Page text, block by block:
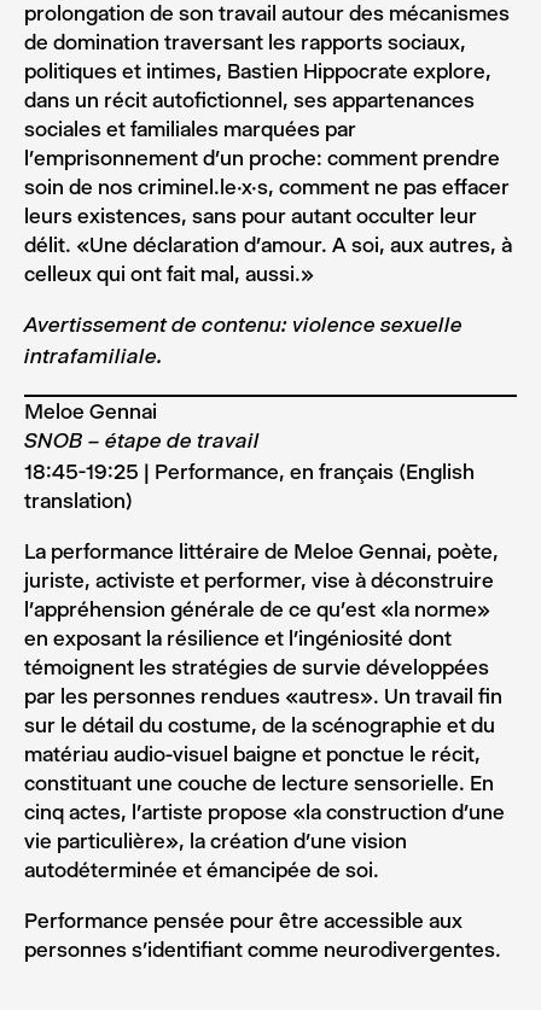
prolongation de son travail autour des mécanismes
de domination traversant les rapports sociaux,
politiques et intimes, Bastien Hippocrate explore,
dans un récit autofictionnel, ses appartenances
sociales et familiales marquées par
l’emprisonnement d’un proche: comment prendre
soin de nos criminel.le.x.s, comment ne pas effacer
leurs existences, sans pour autant occulter leur
délit. «Une déclaration d’amour. A soi, aux autres, à
celleux qui ont fait mal, aussi.»
Avertissement de contenu: violence sexuelle
intrafamiliale.
Meloe Gennai
SNOB – étape de travail
18:45-19:25 | Performance, en français (English
translation)
La performance littéraire de Meloe Gennai, poète,
juriste, activiste et performer, vise à déconstruire
l’appréhension générale de ce qu’est «la norme»
en exposant la résilience et l’ingéniosité dont
témoignent les stratégies de survie développées
par les personnes rendues «autres». Un travail fin
sur le détail du costume, de la scénographie et du
matériau audio-visuel baigne et ponctue le récit,
constituant une couche de lecture sensorielle. En
cinq actes, l’artiste propose «la construction d’une
vie particulière», la création d’une vision
autodéterminée et émancipée de soi.
Performance pensée pour être accessible aux
personnes s’identifiant comme neurodivergentes.